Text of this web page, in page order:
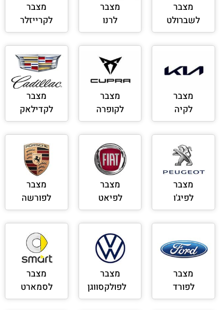
מצבר
לשברולט
מצבר
לרנו
מצבר
לקרייזלר
מצבר
לקיה
מצבר
לקופרה
מצבר
לקדילאק
מצבר
לפיג'ו
מצבר
לפיאט
מצבר
לפורשה
מצבר
לפורד
מצבר
לפולקסווגן
מצבר
לסמארט